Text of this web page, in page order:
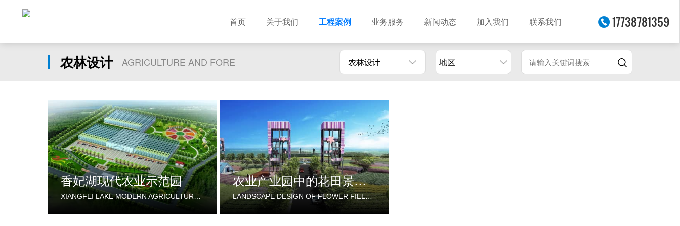
首页 关于我们 工程案例 业务服务 新闻动态 加入我们 联系我们 17738781359
农林设计 AGRICULTURE AND FORE 农林设计 地区
香妃湖现代农业示范园
XIANGFEI LAKE MODERN AGRICULTURE DEMONSTRATION PARK
农业产业园中的花田景观设计
LANDSCAPE DESIGN OF FLOWER FIELDS IN AGRICULTURAL INDUSTRIAL PARK